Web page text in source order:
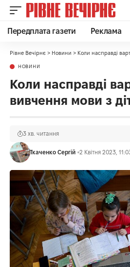
Передплата газети Реклама
Рівне Вечірнє > Новини > Коли насправді варто
НОВИНИ
Коли насправді
вивчення мови з
Ткаченко Сергій 2 Квітня 2023,
3 хв. читання